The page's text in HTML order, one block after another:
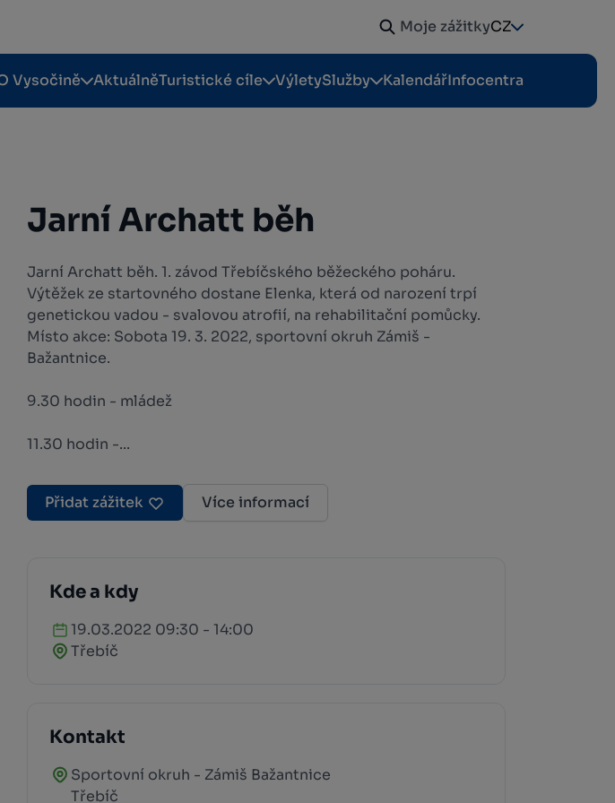
Moje zážitkyCZ
Vysočině AktuálněTuristické cíle VýletySlužby KalendářInfocentra
Jarní Archatt běh
Jarní Archatt běh. 1. závod Třebíčského běžeckého poháru.
Výtěžek ze startovného dostane Elenka, která od narození trpí
genetickou vadou - svalovou atrofií, na rehabilitační pomůcky.
Místo akce: Sobota 19. 3. 2022, sportovní okruh Zámiš -
Bažantnice.
9.30 hodin - mládež
11.30 hodin -...
Přidat zážitek Více informací
Kde a kdy
19.03.2022 09:30 - 14:00
Třebíč
Kontakt
Sportovní okruh - Zámiš Bažantnice
Třebíč